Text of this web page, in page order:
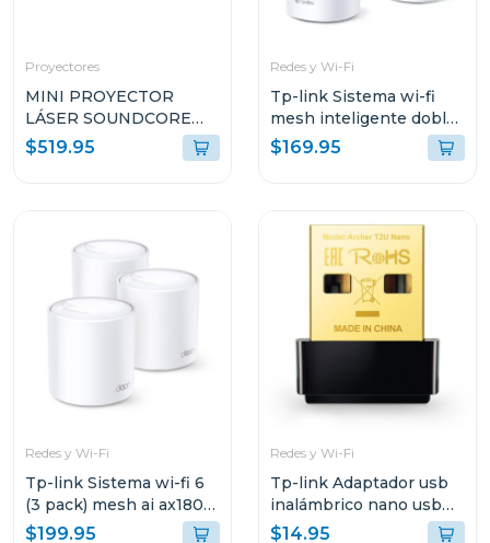
Proyectores
MINI PROYECTOR
LÁSER SOUNDCORE
KIT NEBULA CAPSULA
3 + STAND SOPORTE
$519.95
Redes y Wi-Fi
Tp-link Sistema wi-fi
mesh inteligente doble
banda a1900 3 pack
$169.95
Redes y Wi-Fi
Tp-link Sistema wi-fi 6
(3 pack) mesh ai ax1800
3 pack decox20
$199.95
Redes y Wi-Fi
Tp-link Adaptador usb
inalámbrico nano usb
de doble banda ac600
$14.95